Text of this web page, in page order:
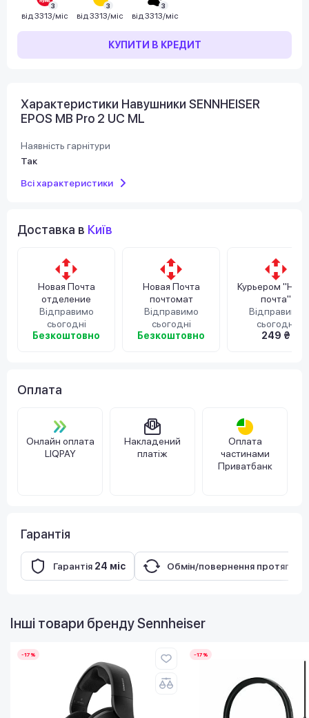
3
від 3313/міс
3
від 3313/міс
3
від 3313/міс
КУПИТИ В КРЕДИТ
Характеристики Навушники SENNHEISER
EPOS MB Pro 2 UC ML
Наявність гарнітури
Так
Всі характеристики
Доставка в Київ
Новая Почта
отделение
Відправимо
сьогодні
Безкоштовно
Новая Почта
почтомат
Відправимо
сьогодні
Безкоштовно
Курьером
почта"
Відправимо
сьогодні
249 ₴
Оплата
Онлайн оплата
LIQPAY
Накладений
платіж
Оплата
частинами
Приватбанк
Гарантія
Гарантія 24 міс Обмін/повернення протягом
Інші товари брендуSennheiser
-17% -17%